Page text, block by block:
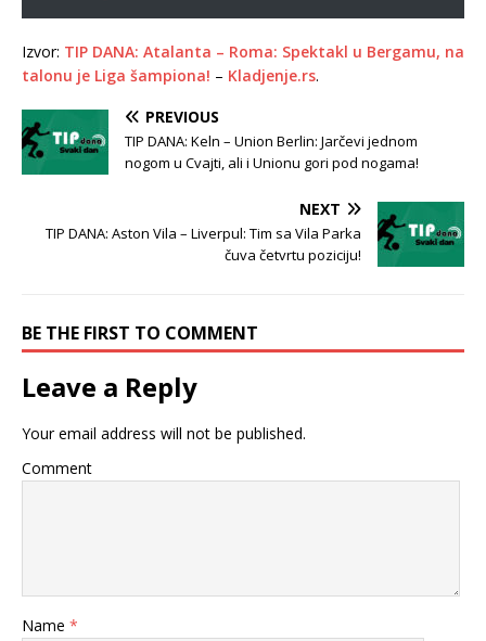
Izvor: TIP DANA: Atalanta – Roma: Spektakl u Bergamu, na
talonu je Liga šampiona! – Kladjenje.rs.
PREVIOUS
TIP DANA: Keln – Union Berlin: Jarčevi jednom
nogom u Cvajti, ali i Unionu gori pod nogama!
NEXT
TIP DANA: Aston Vila – Liverpul: Tim sa Vila Parka
čuva četvrtu poziciju!
BE THE FIRST TO COMMENT
Leave a Reply
Your email address will not be published.
Comment
Name *